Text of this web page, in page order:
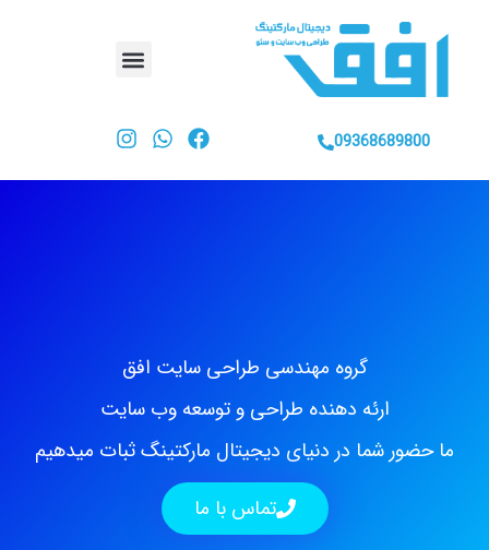
09368689800
گروه مهندسی طراحی سایت افق
ارئه دهنده طراحی و توسعه وب سایت
ما حضور شما در دنیای دیجیتال مارکتینگ ثبات میدهیم
تماس با ما